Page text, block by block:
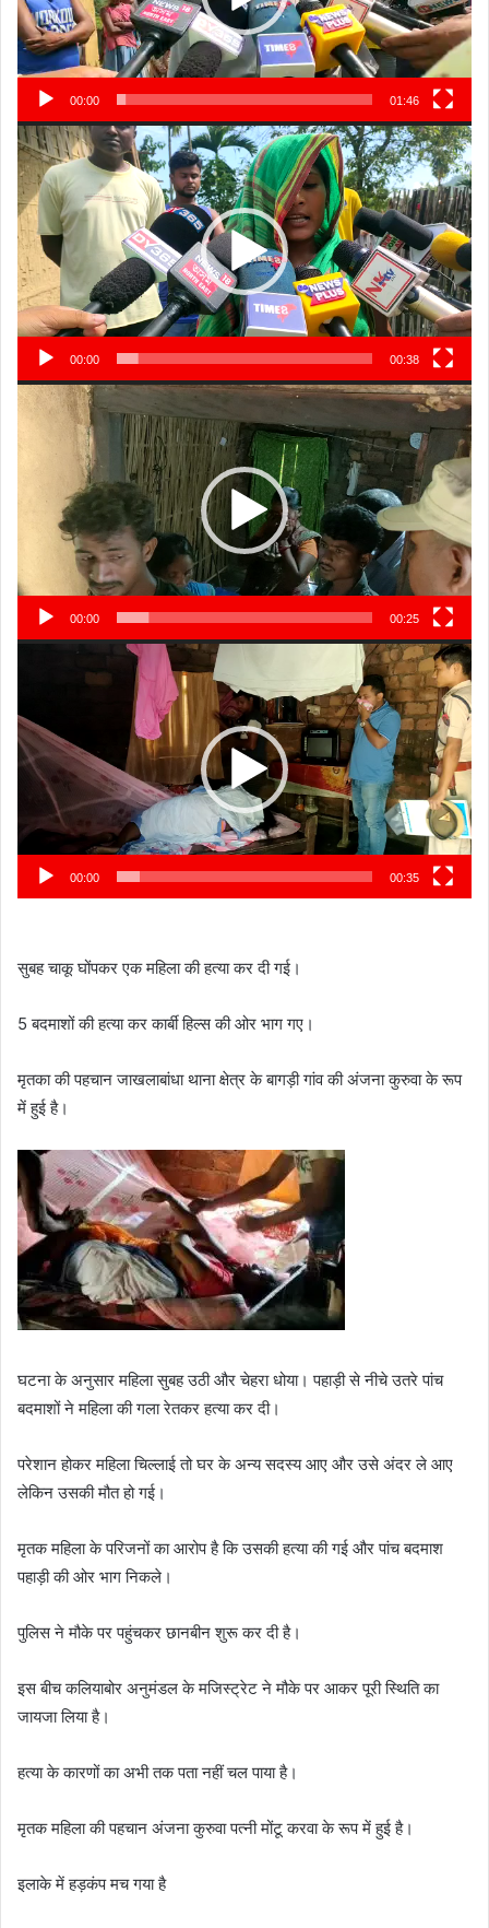
00:00 01:46
Video
Player
00:00 00:38
Video
00:00 00:25
00:00 00:35
सुबह चाकू घोंपकर एक महिला की हत्या कर दी गई।
5 बदमाशों की हत्या कर कार्बी हिल्स की ओर भाग गए।
मृतका की पहचान जाखलाबांधा थाना क्षेत्र के बागड़ी गांव की अंजना कुरुवा के रूप
में हुई है।
घटना के अनुसार महिला सुबह उठी और चेहरा धोया। पहाड़ी से नीचे उतरे पांच
बदमाशों ने महिला की गला रेतकर हत्या कर दी।
परेशान होकर महिला चिल्लाई तो घर के अन्य सदस्य आए और उसे अंदर ले आए
लेकिन उसकी मौत हो गई।
मृतक महिला के परिजनों का आरोप है कि उसकी हत्या की गई और पांच बदमाश
पहाड़ी की ओर भाग निकले।
पुलिस ने मौके पर पहुंचकर छानबीन शुरू कर दी है।
इस बीच कलियाबोर अनुमंडल के मजिस्ट्रेट ने मौके पर आकर पूरी स्थिति का
जायजा लिया है।
हत्या के कारणों का अभी तक पता नहीं चल पाया है।
मृतक महिला की पहचान अंजना कुरुवा पत्नी मोंटू करवा के रूप में हुई है।
इलाके में हड़कंप मच गया है